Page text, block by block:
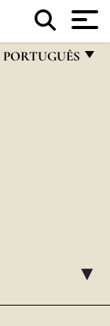
PORTUGUÊS
العربيّة
▸